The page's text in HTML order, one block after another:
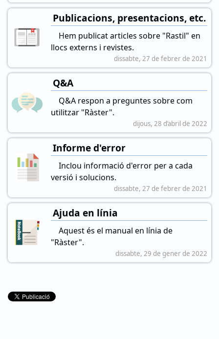
Publicacions, presentacions, etc.
Hem publicat articles sobre "Rastil" en
llocs externs i revistes.
dissabte, 27 de febrer de 2021
Q&A
Q&A respon a preguntes sobre com
utilitzar "Ràster".
dijous, 28 d’abril de 2022
Informe d'error
Inclou informació d'error per a cada
versió i solucions.
dissabte, 27 de febrer de 2021
Ajuda en línia
Aquest és el manual en línia de
"Ràster".
dissabte, 29 de gener de 2022